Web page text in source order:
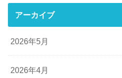
アーカイブ
2026年5月
2026年4月